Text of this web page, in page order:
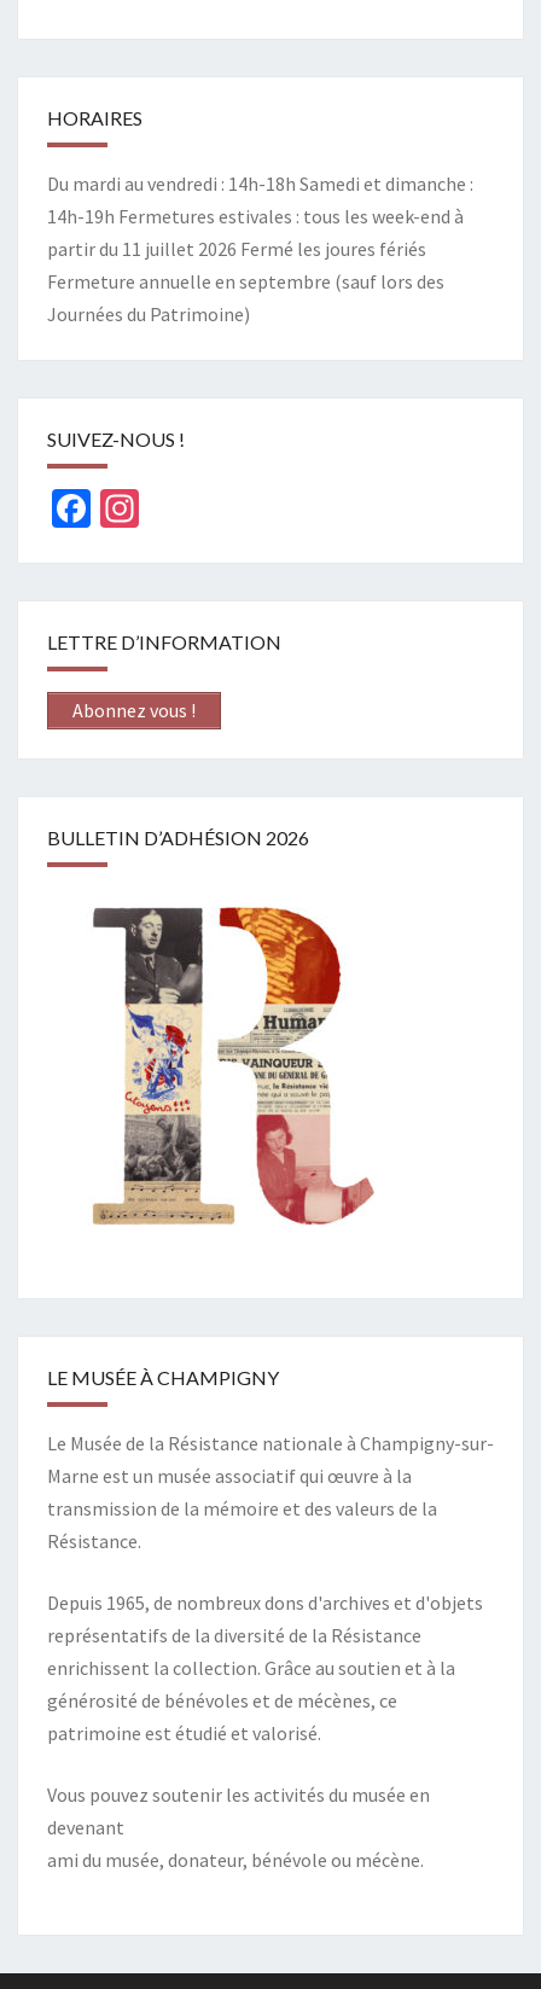
HORAIRES
Du mardi au vendredi : 14h-18h Samedi et dimanche :
14h-19h Fermetures estivales : tous les week-end à
partir du 11 juillet 2026 Fermé les joures fériés
Fermeture annuelle en septembre (sauf lors des
Journées du Patrimoine)
SUIVEZ-NOUS !
Facebook
LETTRE D’INFORMATION
Abonnez vous !
BULLETIN D’ADHÉSION 2026
LE MUSÉE À CHAMPIGNY
Le Musée de la Résistance nationale à Champigny-sur-
Marne est un musée associatif qui œuvre à la
transmission de la mémoire et des valeurs de la
Résistance.
Depuis 1965, de nombreux dons d'archives et d'objets
représentatifs de la diversité de la Résistance
enrichissent la collection. Grâce au soutien et à la
générosité de bénévoles et de mécènes, ce
patrimoine est étudié et valorisé.
Vous pouvez soutenir les activités du musée en
devenant
ami du musée, donateur, bénévole ou mécène.